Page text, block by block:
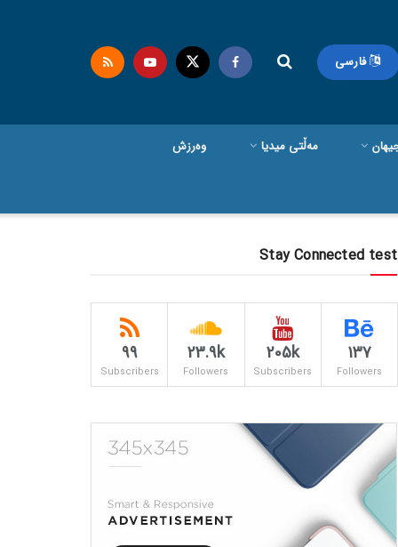
فارسی
مەڵتی میدیا وەرزش
Stay Connected test
137
Followers
205k
Subscribers
23.9k
Followers
99
Subscribers